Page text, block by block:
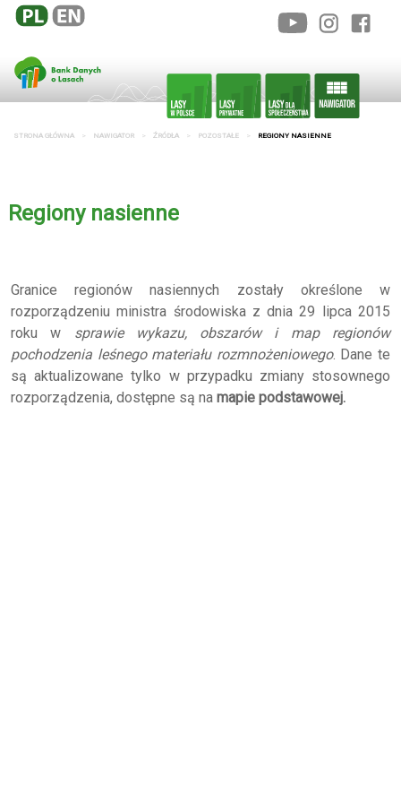
STRONA GŁÓWNA NAWIGATOR ŹRÓDŁA POZOSTAŁE REGIONY NASIENNE
Regiony nasienne
Granice regionów nasiennych zostały określone w
rozporządzeniu ministra środowiska z dnia 29 lipca 2015
roku w sprawie wykazu, obszarów i map regionów
pochodzenia leśnego materiału rozmnożeniowego. Dane te
są aktualizowane tylko w przypadku zmiany stosownego
rozporządzenia, dostępne są na mapie podstawowej.